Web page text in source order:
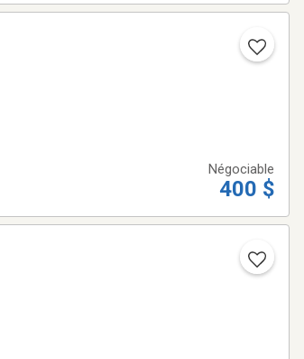
Négociable
400 $